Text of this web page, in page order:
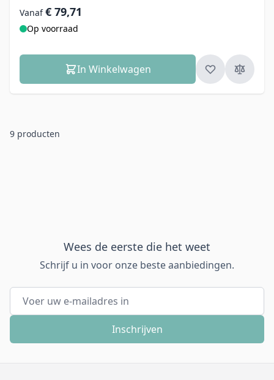
Vanaf € 79,71
Op voorraad
In Winkelwagen
9 producten
Wees de eerste die het weet
Schrijf u in voor onze beste aanbiedingen.
E-mail adres
Inschrijven